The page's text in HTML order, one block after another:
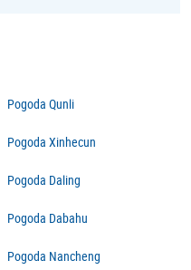
Pogoda Qunli
Pogoda Xinhecun
Pogoda Daling
Pogoda Dabahu
Pogoda Nancheng